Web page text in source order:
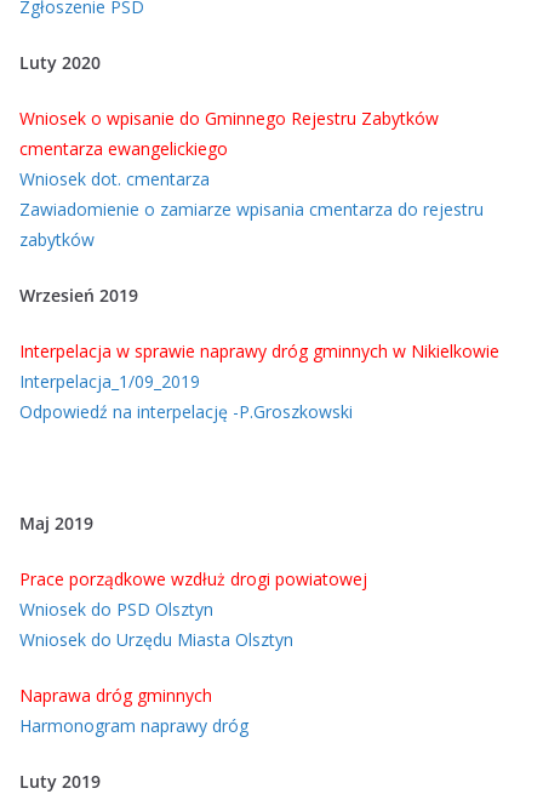
o
k
Zgłoszenie PSD
Luty 2020
Wniosek o wpisanie do Gminnego Rejestru Zabytków
cmentarza ewangelickiego
Wniosek dot. cmentarza
Zawiadomienie o zamiarze wpisania cmentarza do rejestru
zabytków
Wrzesień 2019
Interpelacja w sprawie naprawy dróg gminnych w Nikielkowie
Interpelacja_1/09_2019
Odpowiedź na interpelację -P.Groszkowski
Maj 2019
Prace porządkowe wzdłuż drogi powiatowej
Wniosek do PSD Olsztyn
Wniosek do Urzędu Miasta Olsztyn
Naprawa dróg gminnych
Harmonogram naprawy dróg
Luty 2019